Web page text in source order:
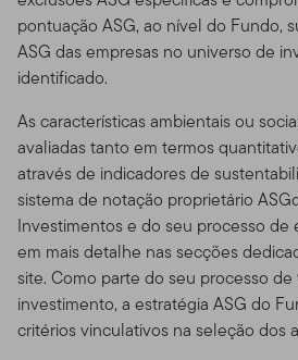
pontuação ASG, ao nível do Fundo,
ASG das empresas no universo de
identificado.
As características ambientais ou
avaliadas tanto em termos
através de indicadores de
sistema de notação proprietário
Investimentos e do seu processo
em mais detalhe nas secções
site. Como parte do seu processo
investimento, a estratégia ASG do
critérios vinculativos na seleção dos